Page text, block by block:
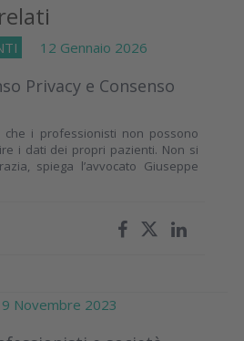
12 Gennaio 2026
Privacy e Consenso
i professionisti non possono
i dati dei propri pazienti. Non si
spiega l’avvocato Giuseppe
Novembre 2023